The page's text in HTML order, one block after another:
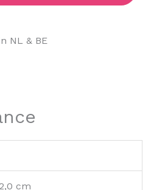
NL & BE
cm